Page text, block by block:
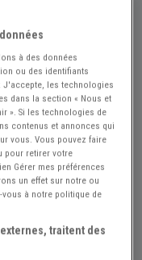
à des données
ou des identifiants
J'accepte, les technologies
dans la section « Nous et
». Si les technologies de
contenus et annonces qui
vous. Vous pouvez faire
pour retirer votre
Gérer mes préférences
un effet sur notre ou
vous à notre politique de
traitent des